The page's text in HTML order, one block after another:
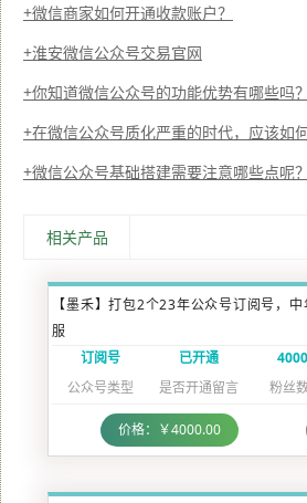
微信商家如何开通收款账户？
淮安微信公众号交易官网
你知道微信公众号的功能优势有哪些吗？
在微信公众号质化严重的时代，应该如
微信公众号基础搭建需要注意哪些点呢？
相关产品
【墨禾】打包2个23年公众号订阅号，
服
订阅号
公众号类型
已开通
是否开通留言
粉丝
价格：￥4000.00